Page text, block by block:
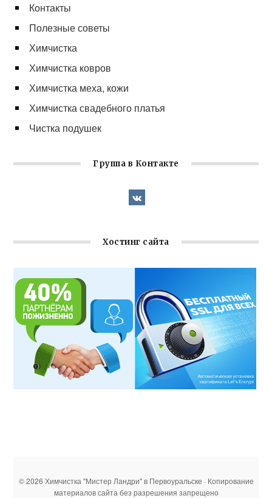
Контакты
Полезные советы
Химчистка
Химчистка ковров
Химчистка меха, кожи
Химчистка свадебного платья
Чистка подушек
Группа в Контакте
Хостинг сайта
© 2026 Химчистка "Мистер Ландри" в Первоуральске · Копирование
материалов сайта без разрешения запрещено